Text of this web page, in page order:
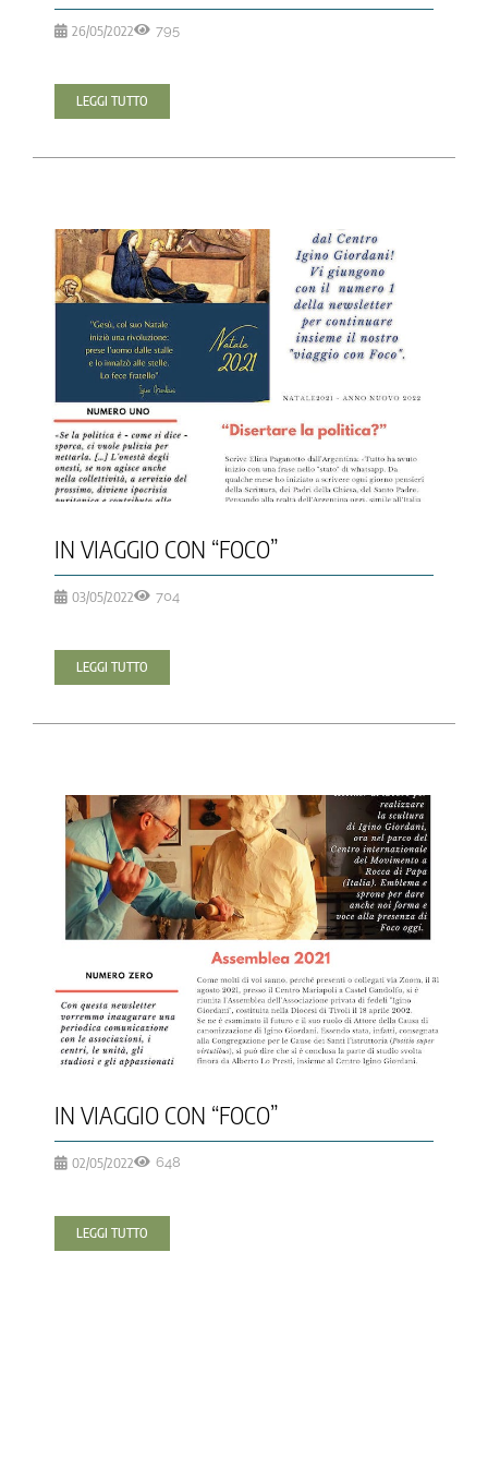
26/05/2022 795
LEGGI TUTTO
IN VIAGGIO CON “FOCO”
03/05/2022 704
LEGGI TUTTO
IN VIAGGIO CON “FOCO”
02/05/2022 648
LEGGI TUTTO